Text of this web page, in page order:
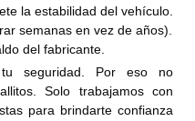
la estabilidad del vehículo.
semanas en vez de años).
del fabricante.
seguridad. Por eso no
Solo trabajamos con
para brindarte confianza